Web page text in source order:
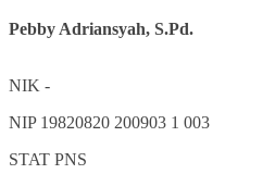
Pebby Adriansyah, S.Pd.
NIK -
NIP 19820820 200903 1 003
STAT PNS